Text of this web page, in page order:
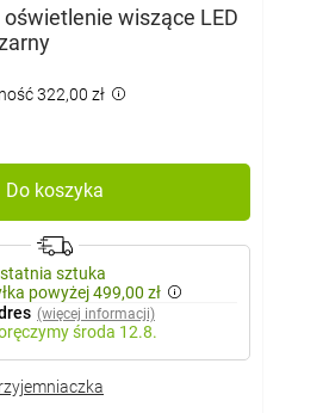
wiszące LED
322,00 zł
Do koszyka
sztuka
powyżej 499,00 zł
(więcej informacji)
środa 12.8.